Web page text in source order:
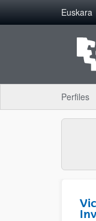
Saltar al contenidoEuskara
Perfiles